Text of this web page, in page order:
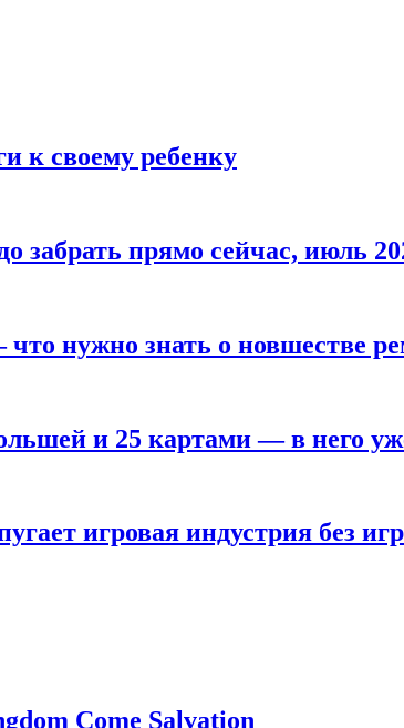
к своему ребенку
забрать прямо сейчас, июль
нужно знать о новшестве
и 25 картами — в него
игровая индустрия без
Come Salvation